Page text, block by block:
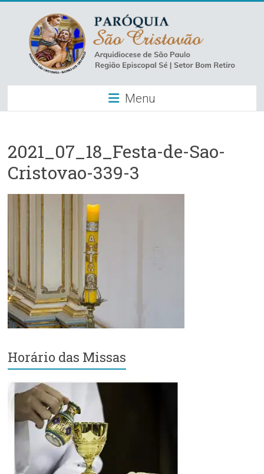
content
Paróquia
São
–
Luz
Arquidiocese
São
Região
Episcopal
Sé
–
Setor
Retiro
Menu
2021_07_18_Festa-de-Sao-
Cristovao-339-3
Horário das Missas